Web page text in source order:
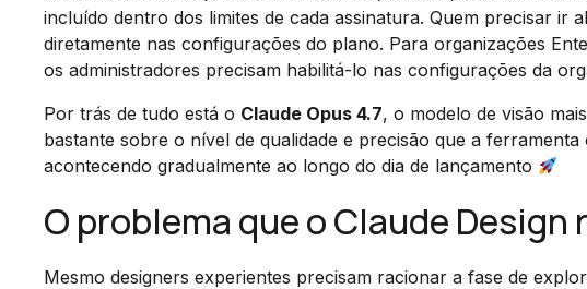
incluído dentro dos limites de cada assinatura. Quem precisar ir
diretamente nas configurações do plano. Para organizações
os administradores precisam habilitá-lo nas configurações da
Por trás de tudo está o Claude Opus 4.7, o modelo de visão
bastante sobre o nível de qualidade e precisão que a
acontecendo gradualmente ao longo do dia de lançamento
O problema que o Claude Design
Mesmo designers experientes precisam racionar a fase de